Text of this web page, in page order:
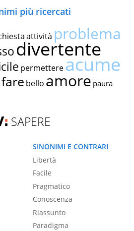
più ricercati
attività problema
divertente
permettereacume
fare bello amore paura
SAPERE
SINONIMI E CONTRARI
Libertà
Facile
Pragmatico
Conoscenza
Riassunto
Paradigma